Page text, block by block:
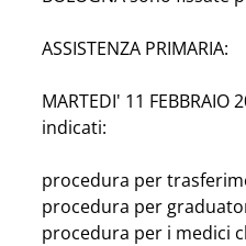
ASSISTENZA PRIMARIA:
MARTEDI' 11
indicati:
procedura per
procedura per
procedura per i medici